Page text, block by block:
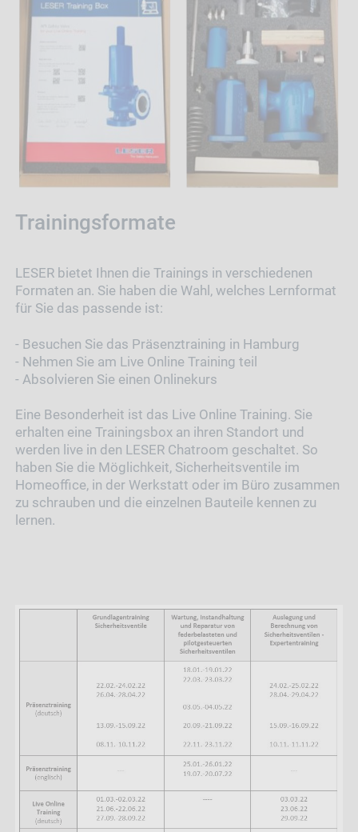
Trainingsformate
LESER bietet Ihnen die Trainings in verschiedenen
Formaten an. Sie haben die Wahl, welches Lernformat
für Sie das passende ist:
- Besuchen Sie das Präsenztraining in Hamburg
- Nehmen Sie am Live Online Training teil
- Absolvieren Sie einen Onlinekurs
Eine Besonderheit ist das Live Online Training. Sie
erhalten eine Trainingsbox an ihren Standort und
werden live in den LESER Chatroom geschaltet. So
haben Sie die Möglichkeit, Sicherheitsventile im
Homeoffice, in der Werkstatt oder im Büro zusammen
zu schrauben und die einzelnen Bauteile kennen zu
lernen.